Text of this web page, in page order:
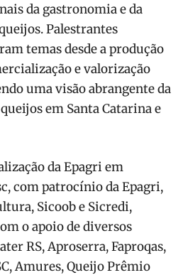
da gastronomia e da
Palestrantes
temas desde a produção
e valorização
uma visão abrangente da
em Santa Catarina e
da Epagri em
com patrocínio da Epagri,
Sicoob e Sicredi,
o apoio de diversos
RS, Aproserra, Faproqas,
Amures, Queijo Prêmio